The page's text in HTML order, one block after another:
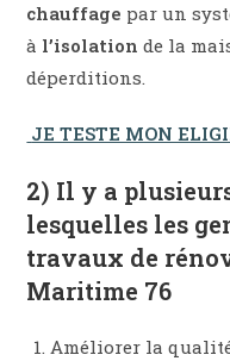
chauffage par un
à l’isolation de la
déperditions.
JE TESTE MON
2) Il y a
lesquelles les
travaux de
Maritime 76
Améliorer la